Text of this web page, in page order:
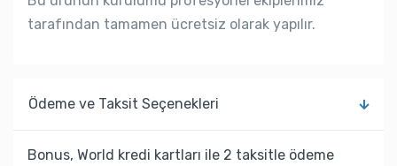
tarafından tamamen ücretsiz olarak yapılır.
Ödeme ve Taksit Seçenekleri
Bonus, World kredi kartları ile 2 taksitle ödeme